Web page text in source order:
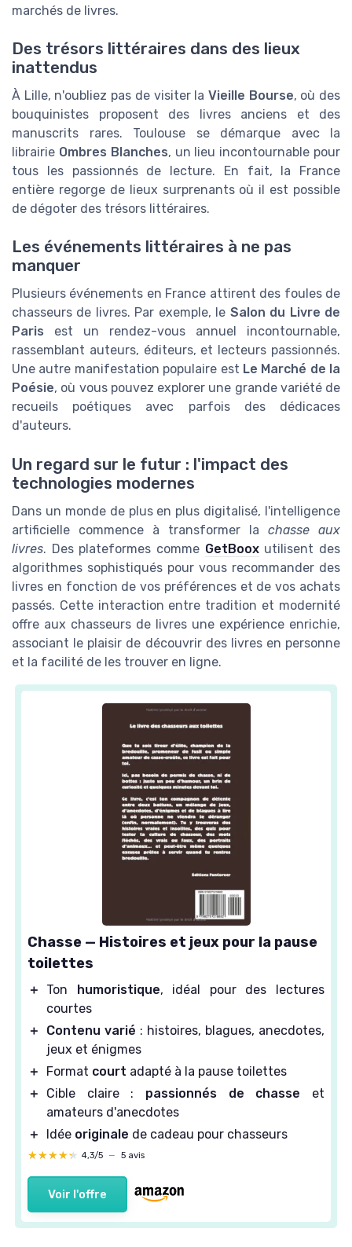
marchés de livres.
Des trésors littéraires dans des lieux
inattendus
À Lille, n'oubliez pas de visiter la Vieille Bourse, où des
bouquinistes proposent des livres anciens et des
manuscrits rares. Toulouse se démarque avec la
librairie Ombres Blanches, un lieu incontournable pour
tous les passionnés de lecture. En fait, la France
entière regorge de lieux surprenants où il est possible
de dégoter des trésors littéraires.
Les événements littéraires à ne pas
manquer
Plusieurs événements en France attirent des foules de
chasseurs de livres. Par exemple, le Salon du Livre de
Paris est un rendez-vous annuel incontournable,
rassemblant auteurs, éditeurs, et lecteurs passionnés.
Une autre manifestation populaire est Le Marché de la
Poésie, où vous pouvez explorer une grande variété de
recueils poétiques avec parfois des dédicaces
d'auteurs.
Un regard sur le futur : l'impact des
technologies modernes
Dans un monde de plus en plus digitalisé, l'intelligence
artificielle commence à transformer la chasse aux
livres. Des plateformes comme GetBooxutilisent des
algorithmes sophistiqués pour vous recommander des
livres en fonction de vos préférences et de vos achats
passés. Cette interaction entre tradition et modernité
offre aux chasseurs de livres une expérience enrichie,
associant le plaisir de découvrir des livres en personne
et la facilité de les trouver en ligne.
Chasse — Histoires et jeux pour la pause
toilettes
＋ Ton humoristique, idéal pour des lectures
courtes
＋
Contenu varié : histoires, blagues, anecdotes,
jeux et énigmes
＋
Format court adapté à la pause toilettes
＋
Cible claire : passionnés de chasse et
amateurs d'anecdotes
＋
Idée originale de cadeau pour chasseurs
★★★★★
★★★★★ 4,3/5 — 5 avis
Voir l'offre